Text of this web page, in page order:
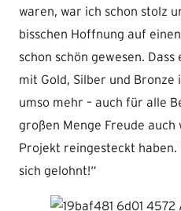
waren, war ich schon stolz
bisschen Hoffnung auf
schon schön gewesen.
mit Gold, Silber und
umso mehr – auch für alle
großen Menge Freude
Projekt reingesteckt haben.
sich gelohnt!“